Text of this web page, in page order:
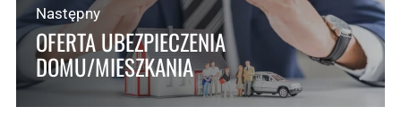
Następny
OFERTA UBEZPIECZENIA
DOMU/MIESZKANIA